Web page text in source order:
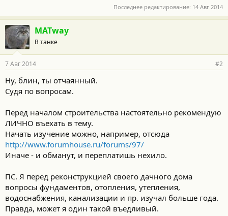
Последнее редактирование: 14 Авг 2014
MATway
В танке
7 Авг 2014 #2
Ну, блин, ты отчаянный.
Судя по вопросам.
Перед началом строительства настоятельно рекомендую
ЛИЧНО въехать в тему.
Начать изучение можно, например, отсюда
http://www.forumhouse.ru/forums/97/
Иначе - и обманут, и переплатишь нехило.
ПС. Я перед реконструкцией своего дачного дома
вопросы фундаментов, отопления, утепления,
водоснабжения, канализации и пр. изучал больше года.
Правда, может я один такой въедливый.